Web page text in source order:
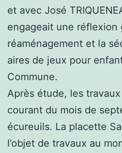
et avec José
engageait une réflexion
réaménagement et la
aires de jeux pour
Commune.
Après étude, les
courant du mois de
écureuils. La placette
l’objet de travaux au